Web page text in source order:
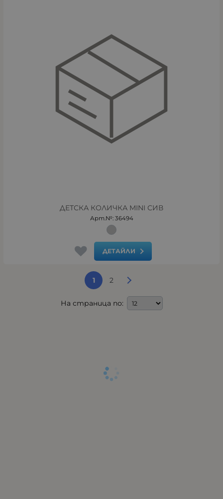
ДЕТСКА КОЛИЧКА MINI СИВ
Арт.№: 36494
ДЕТАЙЛИ
1 2
На страница по: